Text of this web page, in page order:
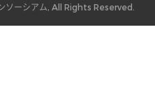
ーシアム, All Rights Reserved.